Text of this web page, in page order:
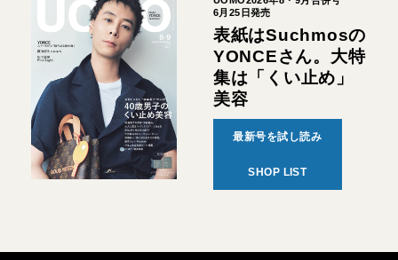
6月25日発売
表紙はSuchmosの
YONCEさん。大特
集は「くい止め」
美容
最新号を試し読み
SHOP LIST